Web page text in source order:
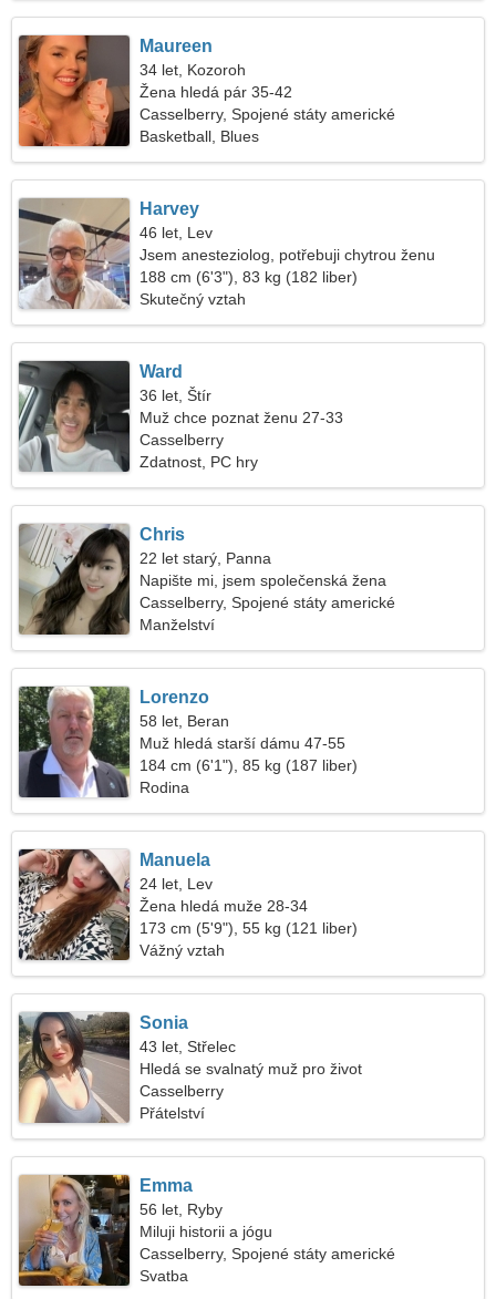
Maureen
34 let, Kozoroh
Žena hledá pár 35-42
Casselberry, Spojené státy americké
Basketball, Blues
Harvey
46 let, Lev
Jsem anesteziolog, potřebuji chytrou ženu
188 cm (6'3"), 83 kg (182 liber)
Skutečný vztah
Ward
36 let, Štír
Muž chce poznat ženu 27-33
Casselberry
Zdatnost, PC hry
Chris
22 let starý, Panna
Napište mi, jsem společenská žena
Casselberry, Spojené státy americké
Manželství
Lorenzo
58 let, Beran
Muž hledá starší dámu 47-55
184 cm (6'1"), 85 kg (187 liber)
Rodina
Manuela
24 let, Lev
Žena hledá muže 28-34
173 cm (5'9"), 55 kg (121 liber)
Vážný vztah
Sonia
43 let, Střelec
Hledá se svalnatý muž pro život
Casselberry
Přátelství
Emma
56 let, Ryby
Miluji historii a jógu
Casselberry, Spojené státy americké
Svatba